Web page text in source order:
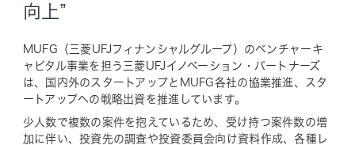
向上”
MUFG（三菱UFJフィナンシャルグループ）のベンチャーキ
ャピタル事業を担う三菱UFJイノベーション・パートナーズ
は、国内外のスタートアップとMUFG各社の協業推進、スタ
ートアップへの戦略出資を推進しています。
少人数で複数の案件を抱えているため、受け持つ案件数の増
加に伴い、投資先の調査や投資委員会向け資料作成、各種レ